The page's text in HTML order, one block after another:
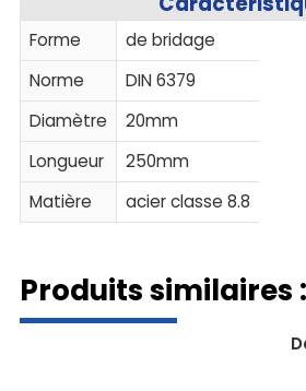
Forme
de bridage
Norme
DIN 6379
Diamètre
20mm
Longueur
250mm
Matière
acier classe 8.8
Produits similaires :